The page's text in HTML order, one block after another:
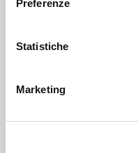
Preferenze
Statistiche
Marketing